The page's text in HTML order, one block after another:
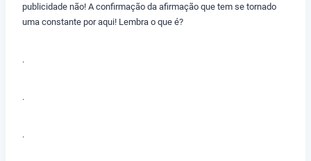
publicidade não! A confirmação da afirmação que tem se tornado
uma constante por aqui! Lembra o que é?
.
.
.